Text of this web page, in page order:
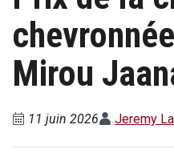
Mirou
11 juin 2026 Jeremy